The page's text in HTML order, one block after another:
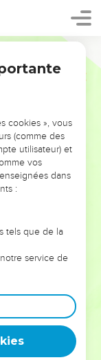
ÉVITER LES
les erreurs
même que ce
et responsables
que leurs erreurs
ministère, une
est faite
cookies », vous
(comme des
utilisateur) et
vos
dans
:
tels que de la
service de